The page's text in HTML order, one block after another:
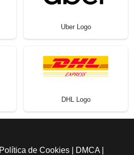
Uber Logo
DHL Logo
Política de Cookies DMCA